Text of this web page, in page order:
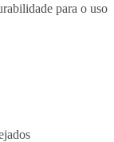
para o uso